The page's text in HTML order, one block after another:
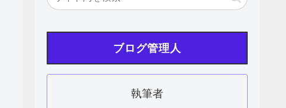
ブログ管理人
執筆者